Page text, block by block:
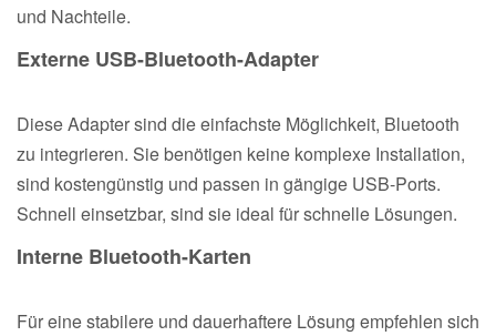
und Nachteile.
Externe USB-Bluetooth-Adapter
Diese Adapter sind die einfachste Möglichkeit, Bluetooth
zu integrieren. Sie benötigen keine komplexe Installation,
sind kostengünstig und passen in gängige USB-Ports.
Schnell einsetzbar, sind sie ideal für schnelle Lösungen.
Interne Bluetooth-Karten
Für eine stabilere und dauerhaftere Lösung empfehlen sich